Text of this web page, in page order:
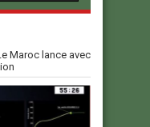
Maroc lance avec